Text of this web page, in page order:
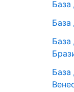
База
База
База